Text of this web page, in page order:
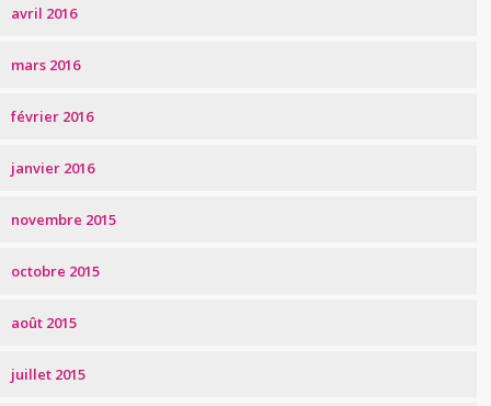
avril 2016
mars 2016
février 2016
janvier 2016
novembre 2015
octobre 2015
août 2015
juillet 2015